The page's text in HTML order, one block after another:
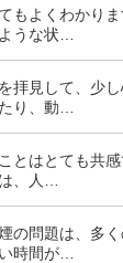
もよくわかり
うな状…
拝見して、少
り、動…
とはとても共
、人…
の問題は、多
時間が…